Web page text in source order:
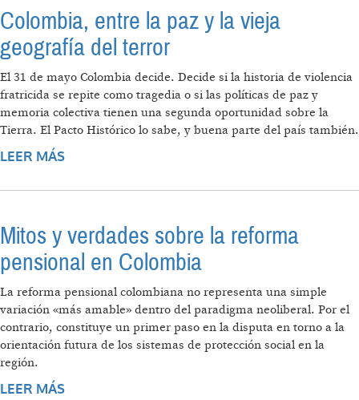
Colombia, entre la paz y la vieja
geografía del terror
El 31 de mayo Colombia decide. Decide si la historia de violencia
fratricida se repite como tragedia o si las políticas de paz y
memoria colectiva tienen una segunda oportunidad sobre la
Tierra. El Pacto Histórico lo sabe, y buena parte del país también.
LEER MÁS
Mitos y verdades sobre la reforma
pensional en Colombia
La reforma pensional colombiana no representa una simple
variación «más amable» dentro del paradigma neoliberal. Por el
contrario, constituye un primer paso en la disputa en torno a la
orientación futura de los sistemas de protección social en la
región.
LEER MÁS